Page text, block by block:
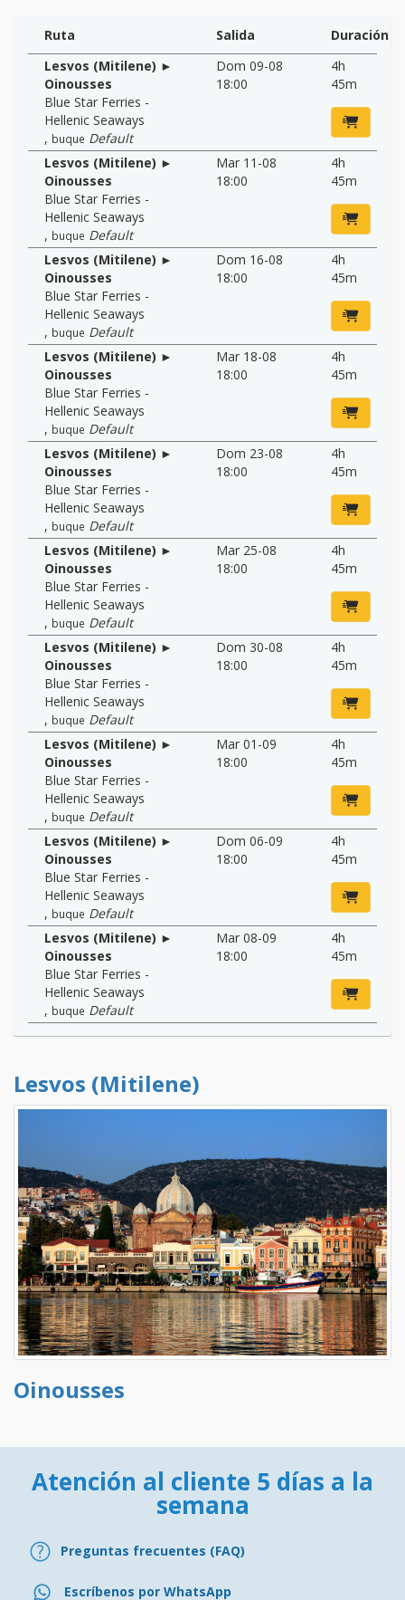
Ruta Salida
Duración
Lesvos (Mitilene) ►
Oinousses
Blue Star Ferries -
Hellenic Seaways
, buque Default
Dom 09-08
18:00
4h
45m
Lesvos (Mitilene) ►
Oinousses
Blue Star Ferries -
Hellenic Seaways
, buque Default
Mar 11-08
18:00
4h
45m
Lesvos (Mitilene) ►
Oinousses
Blue Star Ferries -
Hellenic Seaways
, buque Default
Dom 16-08
18:00
4h
45m
Lesvos (Mitilene) ►
Oinousses
Blue Star Ferries -
Hellenic Seaways
, buque Default
Mar 18-08
18:00
4h
45m
Lesvos (Mitilene) ►
Oinousses
Blue Star Ferries -
Hellenic Seaways
, buque Default
Dom 23-08
18:00
4h
45m
Lesvos (Mitilene) ►
Oinousses
Blue Star Ferries -
Hellenic Seaways
, buque Default
Mar 25-08
18:00
4h
45m
Lesvos (Mitilene) ►
Oinousses
Blue Star Ferries -
Hellenic Seaways
, buque Default
Dom 30-08
18:00
4h
45m
Lesvos (Mitilene) ►
Oinousses
Blue Star Ferries -
Hellenic Seaways
, buque Default
Mar 01-09
18:00
4h
45m
Lesvos (Mitilene) ►
Oinousses
Blue Star Ferries -
Hellenic Seaways
, buque Default
Dom 06-09
18:00
4h
45m
Lesvos (Mitilene) ►
Oinousses
Blue Star Ferries -
Hellenic Seaways
, buque Default
Mar 08-09
18:00
4h
45m
Lesvos (Mitilene)
Oinousses
Atención al cliente 5 días a la
semana
Preguntas frecuentes (FAQ)
Escríbenos por WhatsApp